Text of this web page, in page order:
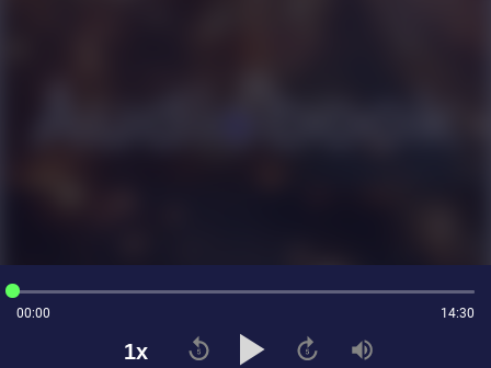
Chính sách Cookie
Từ chối Đồng ý
00:00 14:30
1x